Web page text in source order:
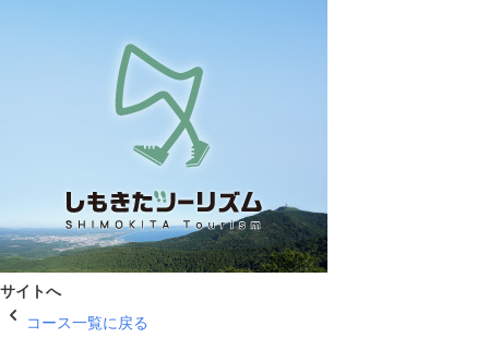
サイトへ
コース一覧に戻る